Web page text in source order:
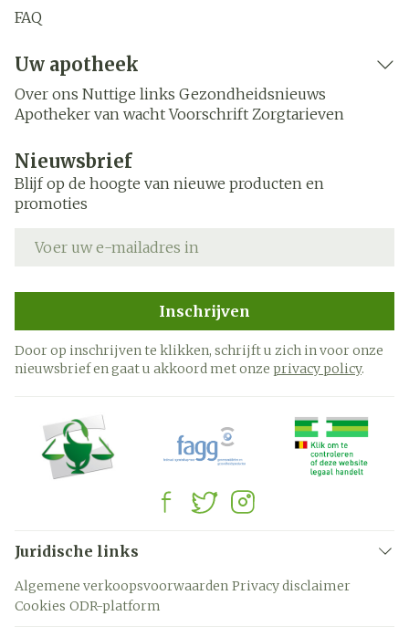
FAQ
Uw apotheek
Over ons Nuttige links Gezondheidsnieuws
Apotheker van wacht Voorschrift Zorgtarieven
Nieuwsbrief
Blijf op de hoogte van nieuwe producten en
promoties
Inschrijven
Door op inschrijven te klikken, schrijft u zich in voor onze
nieuwsbrief en gaat u akkoord met onze privacy policy.
Juridische links
Algemene verkoopsvoorwaarden Privacy disclaimer
Cookies ODR-platform